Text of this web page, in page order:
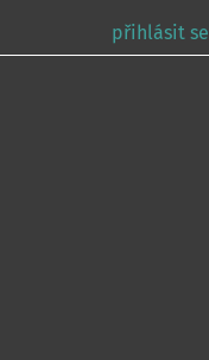
přihlásit se